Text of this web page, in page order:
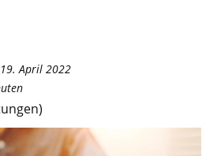
April 2022